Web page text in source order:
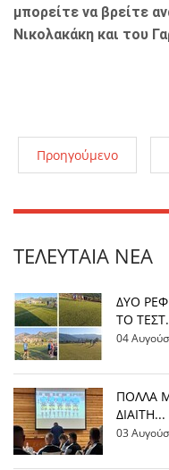
μπορείτε να βρείτε
Νικολακάκη και του
Προηγούμενο
ΤΕΛΕΥΤΑΊΑ ΝΈΑ
ΔΥΟ
ΤΟ
04
ΠΟΛΛΑ
ΔΙΑΙΤΗ...
03